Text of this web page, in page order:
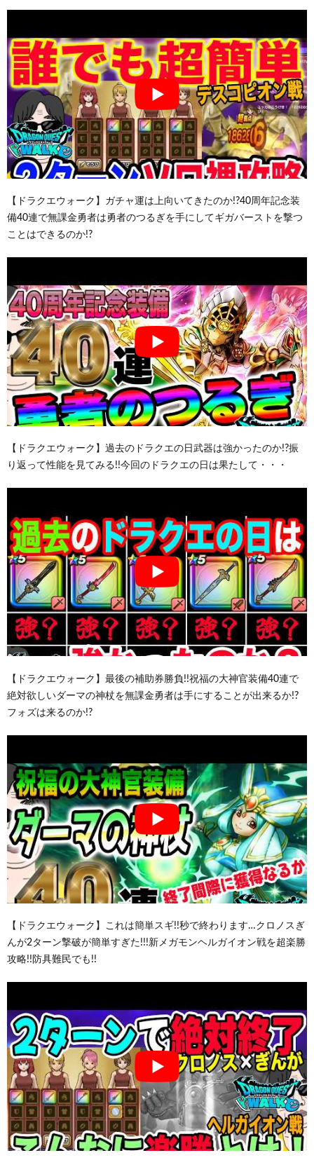
【ドラクエウォーク】ガチャ運は上向いてきたのか!?40周年記念装
備40連で無課金勇者は勇者のつるぎを手にしてギガバーストを撃つ
ことはできるのか!?
【ドラクエウォーク】過去のドラクエの日武器は強かったのか!?振
り返って性能を見てみる!!今回のドラクエの日は果たして・・・
【ドラクエウォーク】最後の補助券勝負!!祝福の大神官装備40連で
絶対欲しいダーマの神杖を無課金勇者は手にすることが出来るか!?
フォズは来るのか!?
【ドラクエウォーク】これは簡単スギ!!秒で終わります…クロノスぎ
んが2ターン撃破が簡単すぎた!!!新メガモンヘルガイオン戦を超楽勝
攻略!!防具難民でも!!